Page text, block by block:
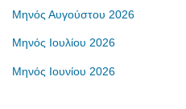
Μηνός Αυγούστου 2026
Μηνός Ιουλίου 2026
Μηνός Ιουνίου 2026